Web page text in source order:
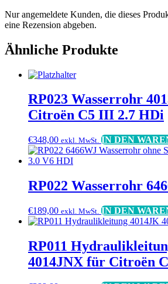
Nur angemeldete Kunden, die dieses
eine Rezension abgeben.
Ähnliche Produkte
RP023 Wasserrohr
Citroën C5 III 2.7 HDi
€348,00 exkl. MwSt. IN DEN
RP022 Wasserrohr
€189,00 exkl. MwSt. IN DEN
RP011
4014JNX für Citroën